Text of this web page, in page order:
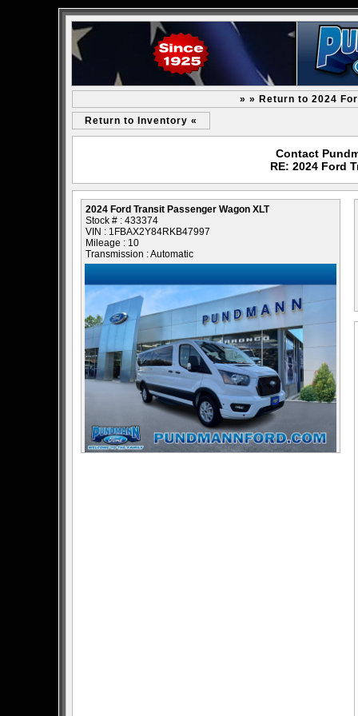
» » Return to 2024
Return to Inventory «
Contact
RE: 2024 Ford
2024 Ford Transit Passenger Wagon XLT
Stock # : 433374
VIN : 1FBAX2Y84RKB47997
Mileage : 10
Transmission : Automatic